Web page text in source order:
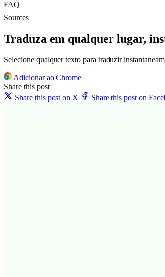
FAQ
Sources
Traduza em qualquer lugar,
Selecione qualquer texto para traduzir
Adicionar ao Chrome
Share this post
Share this post on X
Share this post on